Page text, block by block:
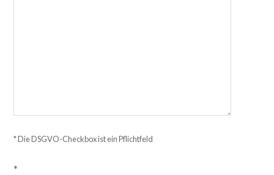
* Die DSGVO-Checkbox ist ein Pflichtfeld
*